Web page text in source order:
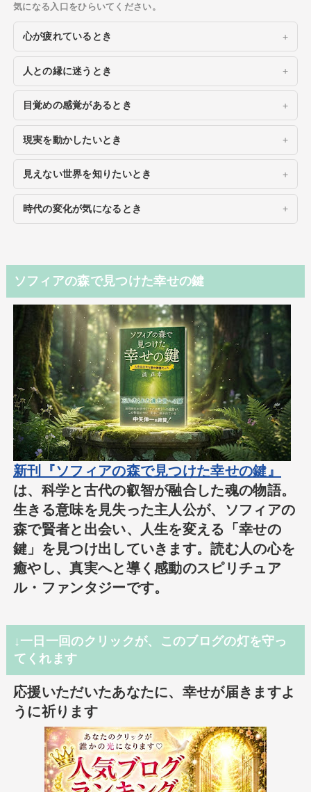
気になる入口をひらいてください。
心が疲れているとき
人との縁に迷うとき
目覚めの感覚があるとき
現実を動かしたいとき
見えない世界を知りたいとき
時代の変化が気になるとき
ソフィアの森で見つけた幸せの鍵
新刊『ソフィアの森で見つけた幸せの鍵』
は、科学と古代の叡智が融合した魂の物語。
生きる意味を見失った主人公が、ソフィアの
森で賢者と出会い、人生を変える「幸せの
鍵」を見つけ出していきます。読む人の心を
癒やし、真実へと導く感動のスピリチュア
ル・ファンタジーです。
↓一日一回のクリックが、このブログの灯を守っ
てくれます
応援いただいたあなたに、幸せが届きますよ
うに祈ります